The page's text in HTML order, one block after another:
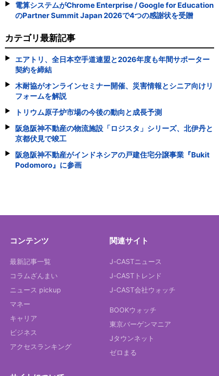
電算システムがChrome Enterprise / Google for Education
のPartner Summit Japan 2026で4つの感謝状を受贈
カテゴリ最新記事
エアトリ、全日本空手道連盟と2026年度も年間サポーター
契約を締結
木耐協がオンラインセミナー開催、災害情報とシニア向けリ
フォームを解説
トリウム原子炉市場の今後の動向と成長予測
阪急阪神不動産の物流施設「ロジスタ」シリーズ、北伊丹と
京都伏見で竣工
阪急阪神不動産がインドネシアの戸建住宅分譲事業『Bukit
Podomoro』に参画
コンテンツ
最新記事一覧
コラムざんまい
ニュース pickup
マネー
キャリア
ビジネス
アクセスランキング
関連サイト
J-CASTニュース
J-CASTトレンド
J-CAST会社ウォッチ
BOOKウォッチ
東京バーゲンマニア
Jタウンネット
ゼロまる